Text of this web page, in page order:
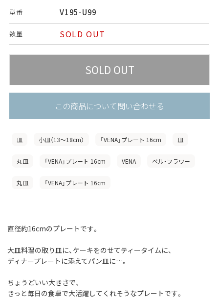
型番 V195-U99
数量 SOLD OUT
この商品について問い合わせる
皿 小皿（13〜18cm） 「VENA」プレート 16cm 皿
丸皿 「VENA」プレート 16cm VENA ベル・フラワー
丸皿 「VENA」プレート 16cm
直径約16cmのプレートです。
大皿料理の取り皿に、ケーキをのせてティータイムに、
ディナープレートに添えてパン皿に…。
ちょうどいい大きさで、
きっと毎日の食卓で大活躍してくれそうなプレートです。